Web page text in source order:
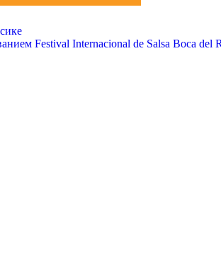
Festival Internacional de Salsa Boca